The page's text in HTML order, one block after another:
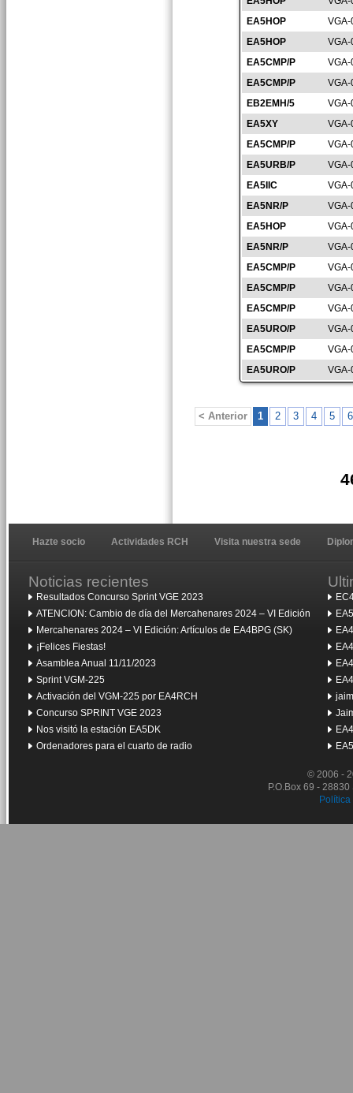
EA5HOP
EA5HOP
EA5CMP/P
EA5CMP/P
EB2EMH/5
EA5XY
EA5CMP/P
EA5URB/P
EA5IIC
EA5NR/P
EA5HOP
EA5NR/P
EA5CMP/P
EA5CMP/P
EA5CMP/P
EA5URO/P
EA5CMP/P
EA5URO/P
< Anterior 1 2 3 4 5 6
Hazte socio Actividades RCH Visita nuestra sede
Noticias recientes
Resultados Concurso Sprint VGE 2023
ATENCION: Cambio de día del Mercahenares 2024 – VI Edición
Mercahenares 2024 – VI Edición: Artículos de EA4BPG (SK)
¡Felices Fiestas!
Asamblea Anual 11/11/2023
Sprint VGM-225
Activación del VGM-225 por EA4RCH
Concurso SPRINT VGE 2023
Nos visitó la estación EA5DK
Ordenadores para el cuarto de radio
© 2006 -
P.O.Box 69 -